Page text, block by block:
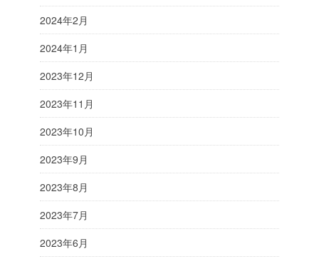
2024年2月
2024年1月
2023年12月
2023年11月
2023年10月
2023年9月
2023年8月
2023年7月
2023年6月